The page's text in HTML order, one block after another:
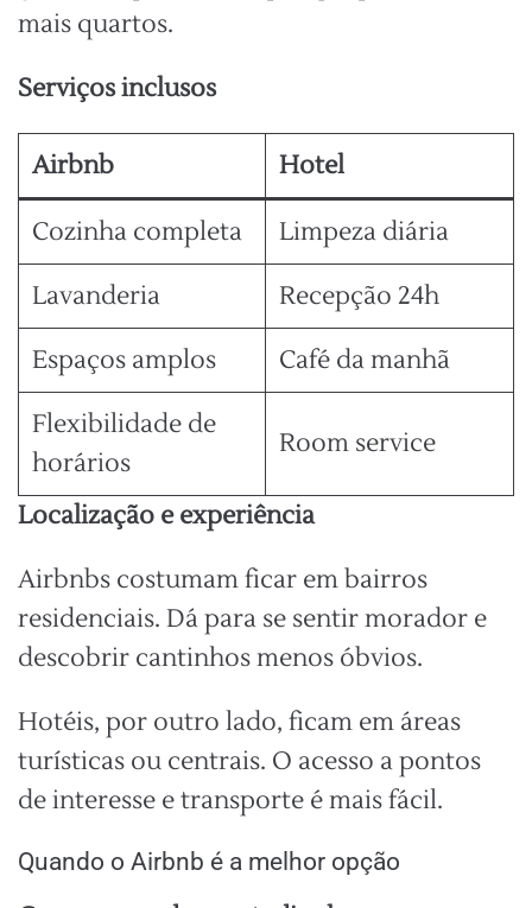
mais quartos.
Serviços inclusos
Airbnb Hotel
Cozinha completa
Limpeza diária
Lavanderia
Recepção 24h
Espaços amplos
Café da manhã
Flexibilidade de
horários
Room service
Localização e experiência
Airbnbs costumam ficar em bairros
residenciais. Dá para se sentir morador e
descobrir cantinhos menos óbvios.
Hotéis, por outro lado, ficam em áreas
turísticas ou centrais. O acesso a pontos
de interesse e transporte é mais fácil.
Quando o Airbnb é a melhor opção